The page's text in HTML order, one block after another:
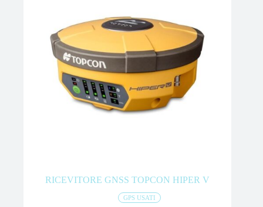
RICEVITORE GNSS TOPCON HIPER V
GPS USATI